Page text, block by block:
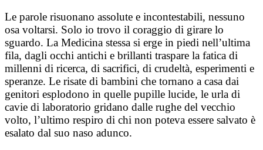
Le parole risuonano assolute e incontestabili, nessuno
osa voltarsi. Solo io trovo il coraggio di girare lo
sguardo. La Medicina stessa si erge in piedi nell’ultima
fila, dagli occhi antichi e brillanti traspare la fatica di
millenni di ricerca, di sacrifici, di crudeltà, esperimenti e
speranze. Le risate di bambini che tornano a casa dai
genitori esplodono in quelle pupille lucide, le urla di
cavie di laboratorio gridano dalle rughe del vecchio
volto, l’ultimo respiro di chi non poteva essere salvato è
esalato dal suo naso adunco.